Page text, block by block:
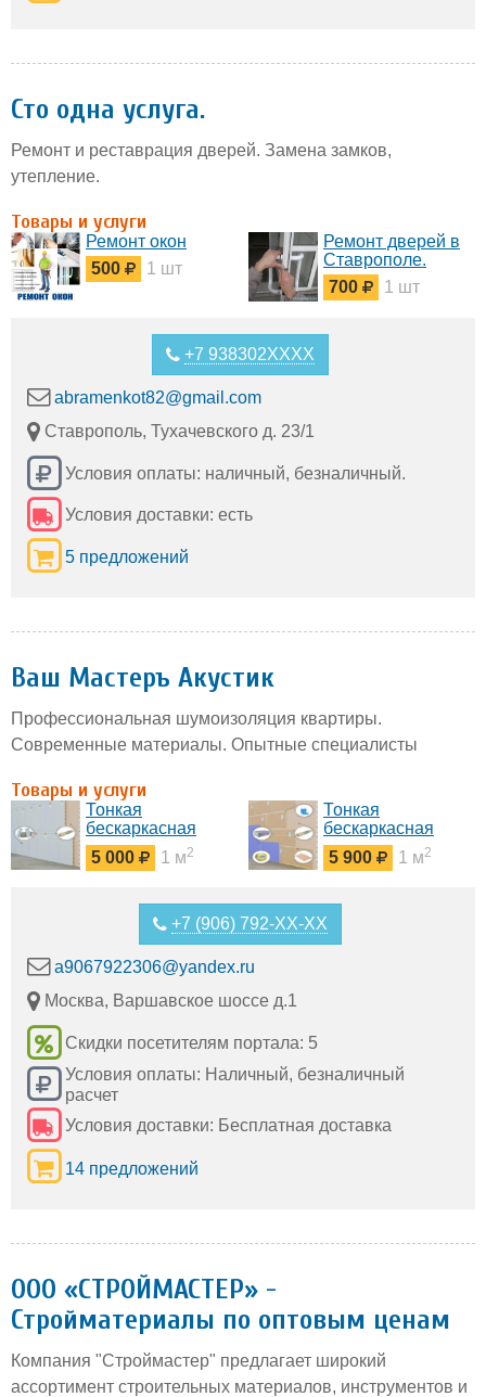
Сто одна услуга.
Ремонт и реставрация дверей. Замена замков,
утепление.
Товары и услуги
Ремонт окон
500
1 шт
Ремонт дверей в
Ставрополе.
700
1 шт
+7 938302XXXX
abramenkot82@gmail.com
Ставрополь, Тухачевского д. 23/1
Условия оплаты: наличный, безналичный.
Условия доставки: есть
5 предложений
Ваш Мастеръ Акустик
Профессиональная шумоизоляция квартиры.
Современные материалы. Опытные специалисты
Товары и услуги
Тонкая
бескаркасная
система Шумощит
для
5 000 1 м2
Тонкая
бескаркасная
система
ЭкоЗвукоИзол для
стен
5 900 1 м2
+7 (906) 792-XX-XX
a9067922306@yandex.ru
Москва, Варшавское шоссе д.1
Скидки посетителям портала: 5
Условия оплаты: Наличный, безналичный
расчет
Условия доставки: Бесплатная доставка
14 предложений
ООО «СТРОЙМАСТЕР» -
Стройматериалы по оптовым ценам
Компания "Строймастер" предлагает широкий
ассортимент строительных материалов, инструментов и